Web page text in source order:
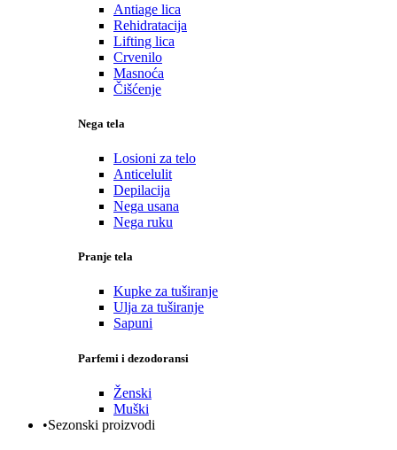
Antiage lica
Rehidratacija
Lifting lica
Crvenilo
Masnoća
Čišćenje
Nega tela
Losioni za telo
Anticelulit
Depilacija
Nega usana
Nega ruku
Pranje tela
Kupke za tuširanje
Ulja za tuširanje
Sapuni
Parfemi i dezodoransi
Ženski
Muški
•Sezonski proizvodi